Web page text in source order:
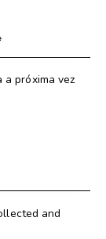
próxima vez
and